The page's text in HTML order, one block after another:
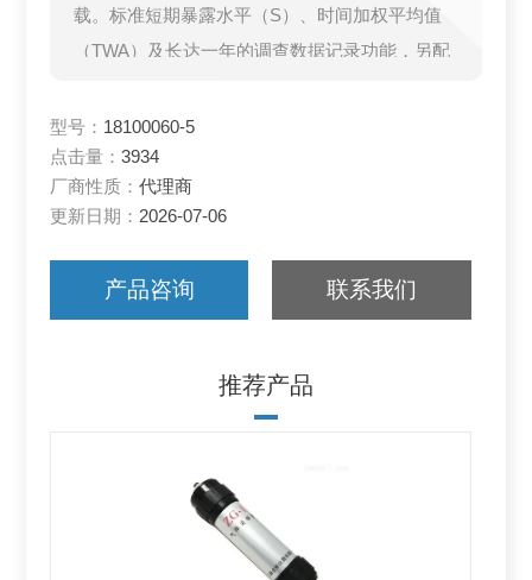
载。标准短期暴露水平（S）、时间加权平均值
（TWA）及长达一年的调查数据记录功能，另配
型号： 18100060-5
点击量：3934
厂商性质：代理商
更新日期： 2026-07-06
产品咨询 联系我们
推荐产品